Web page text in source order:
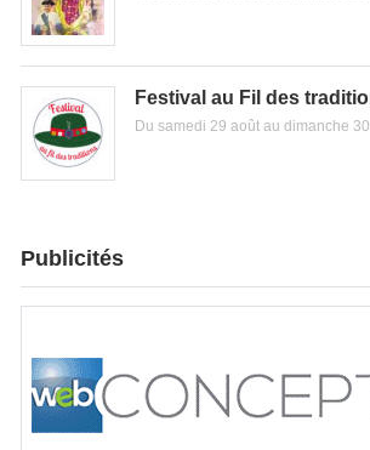
Festival au Fil des
Du samedi 29 août au dimanche
Publicités